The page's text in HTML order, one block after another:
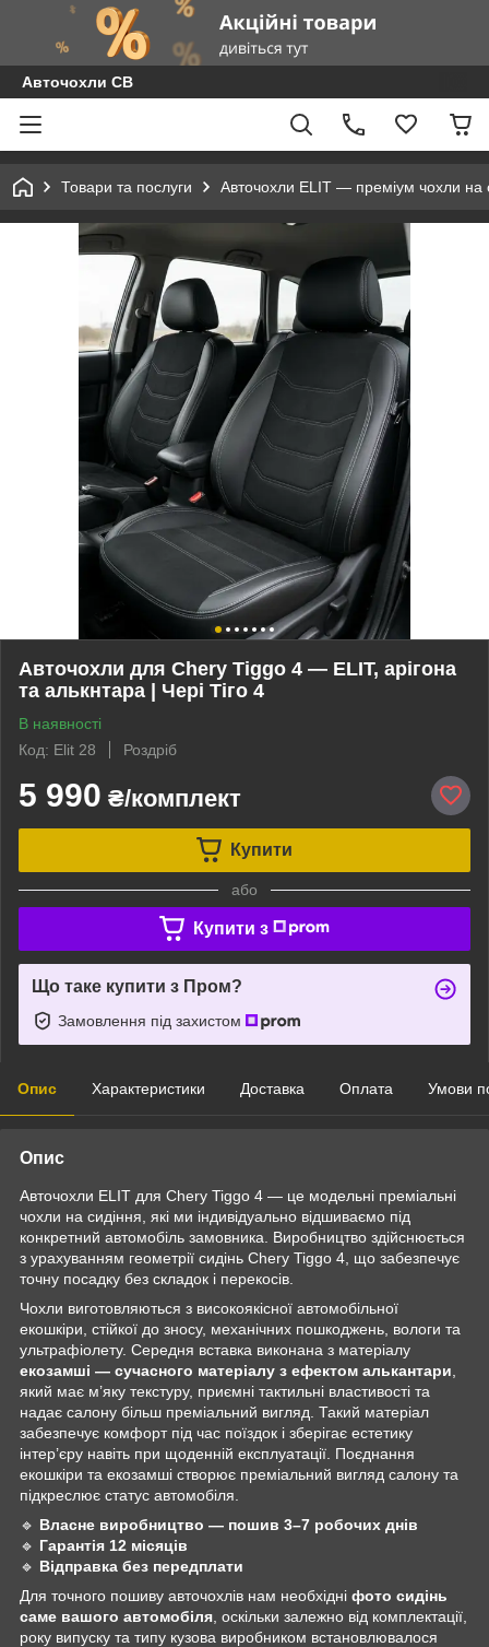
Авточохли СВ
Товари та послуги Авточохли ELIT — преміум чохли на
Авточохли для Chery Tiggo 4 — ELIT, арігона
та алькнтара | Чері Тіго 4
В наявності
Код: Elit 28
Роздріб
5 990 ₴/комплект
Купити
або
Купити з
Що таке купити з Пром?
Замовлення під захистом
Опис Характеристики Доставка Оплата Умови
Опис
Авточохли ELIT для Chery Tiggo 4 — це модельні преміальні
чохли на сидіння, які ми індивідуально відшиваємо під
конкретний автомобіль замовника. Виробництво здійснюється
з урахуванням геометрії сидінь Chery Tiggo 4, що забезпечує
точну посадку без складок і перекосів.
Чохли виготовляються з високоякісної автомобільної
екошкіри, стійкої до зносу, механічних пошкоджень, вологи та
ультрафіолету. Середня вставка виконана з матеріалу
екозамші — сучасного матеріалу з ефектом алькантари
який має м’яку текстуру, приємні тактильні властивості та
надає салону більш преміальний вигляд. Такий матеріал
забезпечує комфорт під час поїздок і зберігає естетику
інтер’єру навіть при щоденній експлуатації. Поєднання
екошкіри та екозамші створює преміальний вигляд салону та
підкреслює статус автомобіля.
🔹 Власне виробництво — пошив 3–7 робочих днів
🔹 Гарантія 12 місяців
🔹 Відправка без передплати
Для точного пошиву авточохлів нам необхідні фото сидінь
саме вашого автомобіля , оскільки залежно від комплектації,
року випуску та типу кузова виробником встановлювалося